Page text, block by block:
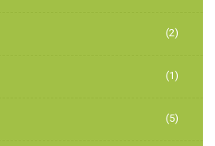
(2)
(1)
(5)